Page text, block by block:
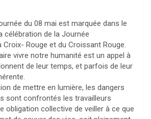
du 08 mai est marquée dans le
célébration de la Journée
Croix- Rouge et du Croissant Rouge.
vivre notre humanité est un appel à
de leur temps, et parfois de leur
de mettre en lumière, les dangers
sont confrontés les travailleurs
obligation collective de veiller à ce que